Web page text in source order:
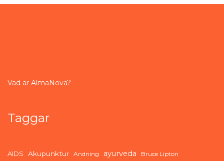
Vad är AlmaNova?
Taggar
AIDS Akupunktur Andning ayurveda Bruce Lipton